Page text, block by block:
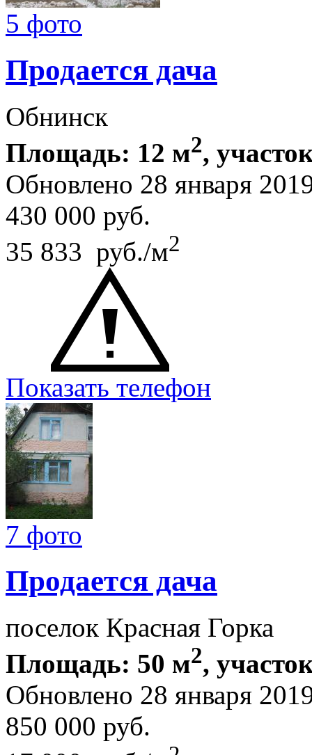
5 фото
Продается дача
Обнинск
Площадь: 12 м2,
Обновлено 28 января
430 000 руб.
35 833 руб./м2
Показать телефон
7 фото
Продается дача
поселок Красная Горка
Площадь: 50 м2,
Обновлено 28 января
850 000 руб.